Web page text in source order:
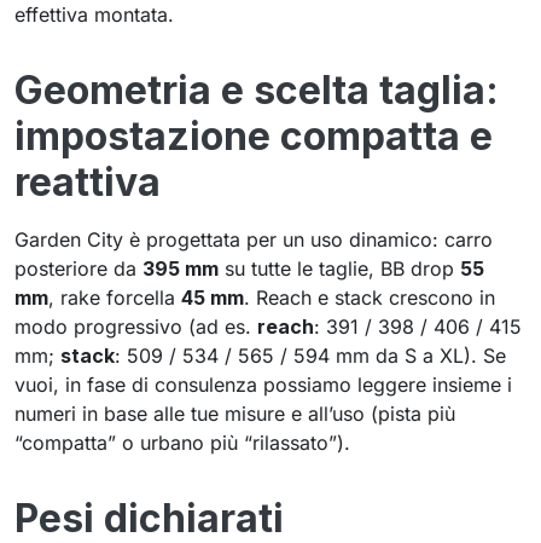
effettiva montata.
Geometria e scelta taglia:
impostazione compatta e
reattiva
Garden City è progettata per un uso dinamico: carro
posteriore da 395 mm su tutte le taglie, BB drop 55
mm, rake forcella 45 mm. Reach e stack crescono in
modo progressivo (ad es. reach: 391 / 398 / 406 / 415
mm; stack: 509 / 534 / 565 / 594 mm da S a XL). Se
vuoi, in fase di consulenza possiamo leggere insieme i
numeri in base alle tue misure e all’uso (pista più
“compatta” o urbano più “rilassato”).
Pesi dichiarati